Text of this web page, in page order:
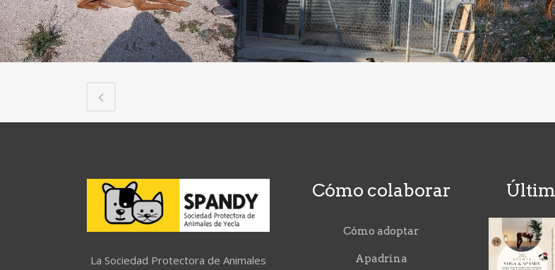
La Sociedad Protectora de Animales
Cómo colaborar
Cómo adoptar
Apadrina